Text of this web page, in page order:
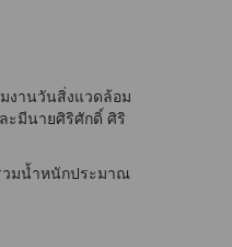
งานวันสิ่งแวดล้อม
ะมีนายศิริศักดิ์ ศิริ
วมน้ำหนักประมาณ